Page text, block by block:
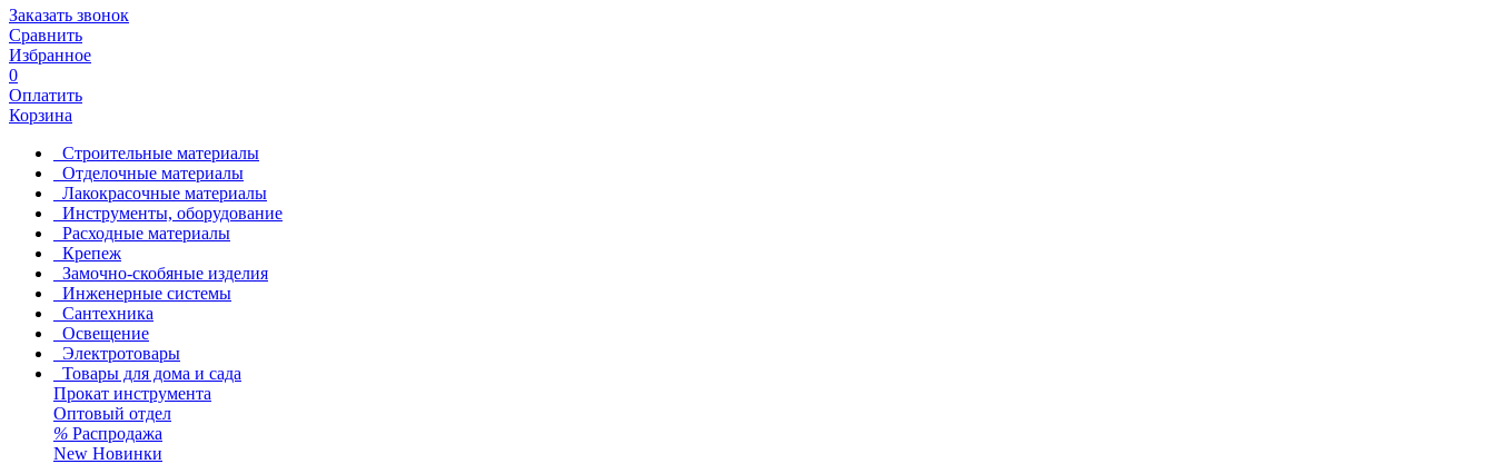
Заказать звонок
Сравнить
Избранное
0
Оплатить
Корзина
Строительные материалы
Отделочные материалы
Лакокрасочные материалы
Инструменты, оборудование
Расходные материалы
Крепеж
Замочно-скобяные изделия
Инженерные системы
Сантехника
Освещение
Электротовары
Товары для дома и сада
Прокат инструмента
Оптовый отдел
% Распродажа
New Новинки